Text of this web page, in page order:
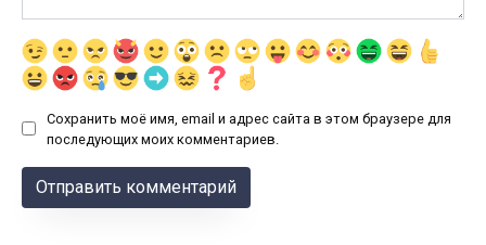
Сохранить моё имя, email и адрес сайта в этом браузере для
последующих моих комментариев.